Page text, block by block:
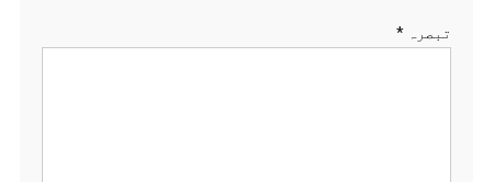
تبصرہ *